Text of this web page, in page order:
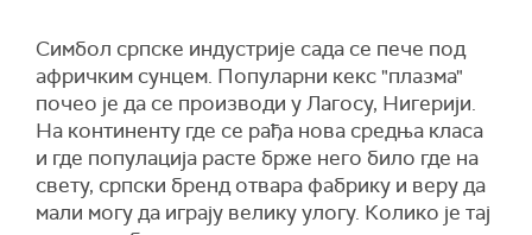
Симбол српске индустрије сада се пече под
афричким сунцем. Популарни кекс "плазма"
почео је да се производи у Лагосу, Нигерији.
На континенту где се рађа нова средња класа
и где популација расте брже него било где на
свету, српски бренд отвара фабрику и веру да
мали могу да играју велику улогу. Колико је тај